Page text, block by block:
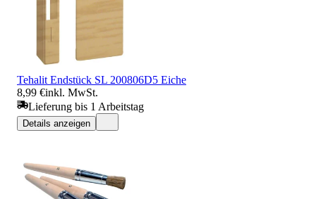
Tehalit Endstück SL 200806D5 Eiche
8,99 €inkl. MwSt.
Lieferung bis 1 Arbeitstag
Details anzeigen